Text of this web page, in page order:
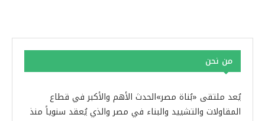
من نحن
يُعد ملتقى «بُناة مصر»الحدث الأهم والأكبر في قطاع
المقاولات والتشييد والبناء في مصر والذي يُعقد سنوياً منذ